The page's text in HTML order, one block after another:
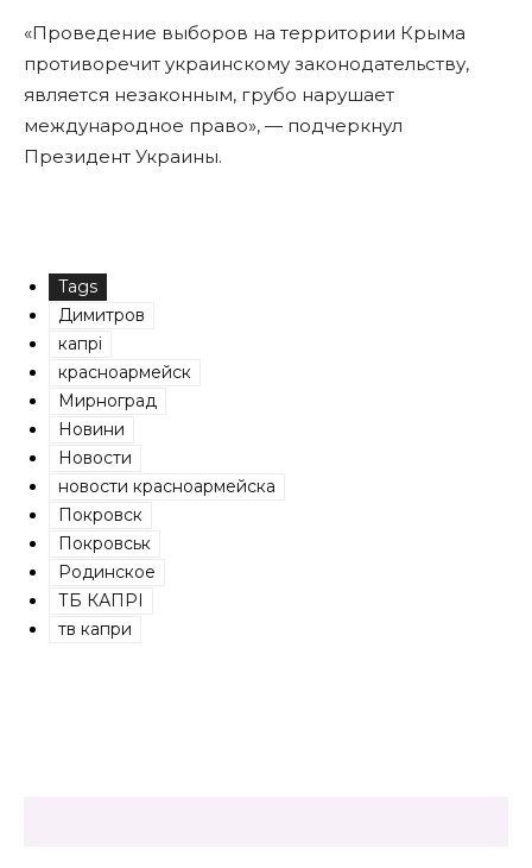
«Проведение выборов на территории Крыма
противоречит украинскому законодательству,
является незаконным, грубо нарушает
международное право», — подчеркнул
Президент Украины.
Tags
Димитров
капрі
красноармейск
Мирноград
Новини
Новости
новости красноармейска
Покровск
Покровськ
Родинское
ТБ КАПРІ
тв капри